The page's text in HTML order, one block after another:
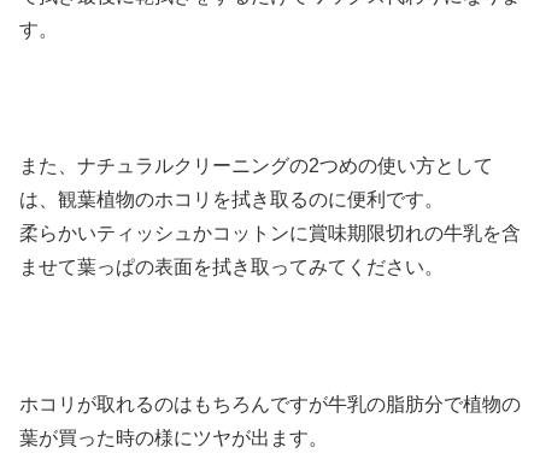
す。
また、ナチュラルクリーニングの2つめの使い方として
は、観葉植物のホコリを拭き取るのに便利です。
柔らかいティッシュかコットンに賞味期限切れの牛乳を含
ませて葉っぱの表面を拭き取ってみてください。
ホコリが取れるのはもちろんですが牛乳の脂肪分で植物の
葉が買った時の様にツヤが出ます。